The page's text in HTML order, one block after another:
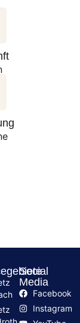
Social
Media
Facebook
Instagram